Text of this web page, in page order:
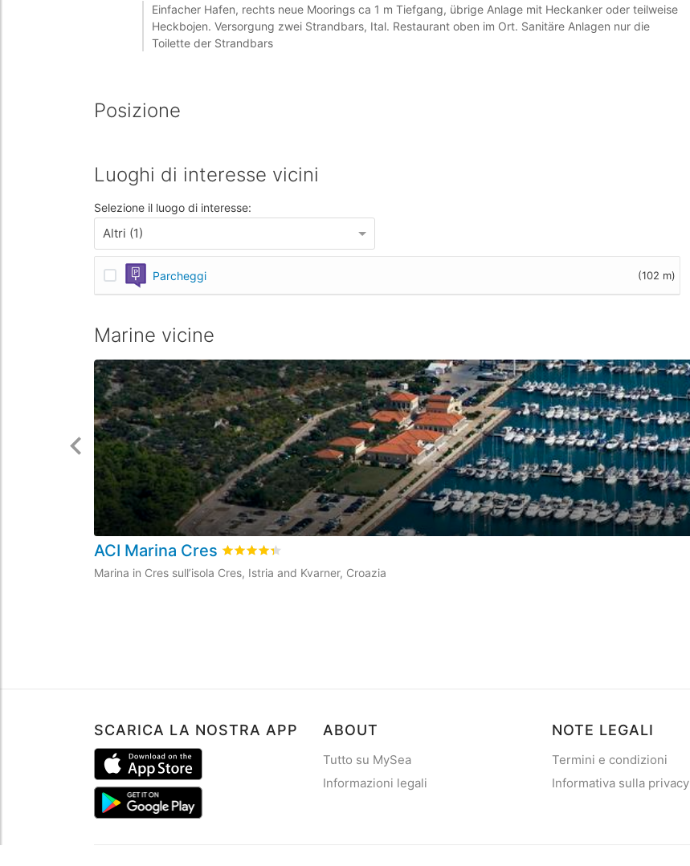
Einfacher Hafen, rechts neue Moorings ca 1 m Tiefgang, übrige Anlage mit Heckanker oder teilweise
Heckbojen. Versorgung zwei Strandbars, Ital. Restaurant oben im Ort. Sanitäre Anlagen nur die
Toilette der Strandbars
Posizione
Luoghi di interesse vicini
Selezione il luogo di interesse:
Altri (1)
Parcheggi (102 m)
Marine vicine
ACI Marina Cres Valutato4.3
Marina in Cres sull’isola Cres, Istria and Kvarner, Croazia
SCARICA LA NOSTRA APP ABOUT
Tutto su MySea
Informazioni legali
NOTE LEGALI
Termini e condizioni
Informativa sulla privacy